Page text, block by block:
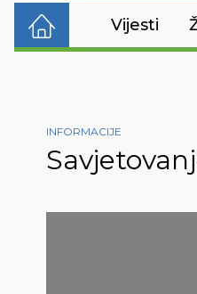
Vijesti
INFORMACIJE